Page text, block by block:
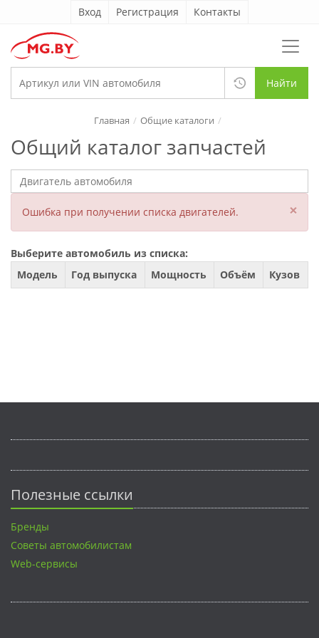
Вход Регистрация Контакты
Найти
Общий каталог запчастей
Главная Общие каталоги
Ошибка при получении списка двигателей. ×
Выберите автомобиль из списка:
Модель
Год выпуска Мощность Объём Кузов
Полезные ссылки
Бренды
Советы автомобилистам
Web-сервисы